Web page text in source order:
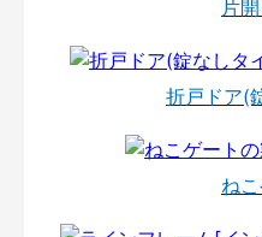
片
折戸ドア(
ね